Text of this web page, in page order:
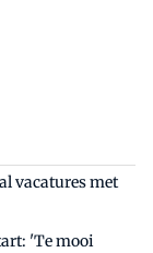
vacatures met
'Te mooi